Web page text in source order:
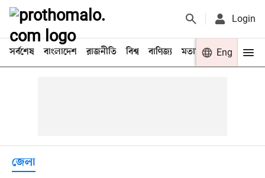
Login
সর্বশেষ বাংলাদেশ রাজনীতি বিশ্ব বাণিজ্য মতামত খেলা
Eng
জেলা